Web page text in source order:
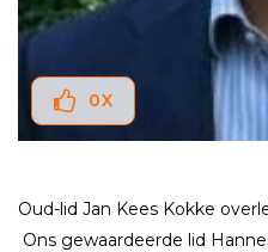
0X
Oud-lid Jan Kees Kokke
Ons gewaardeerde lid